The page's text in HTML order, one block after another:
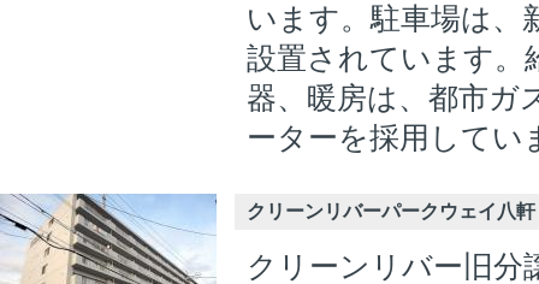
います。駐車場は、
設置されています。
器、暖房は、都市ガ
ーターを採用してい
クリーンリバーパークウェイ八軒
クリーンリバー旧分